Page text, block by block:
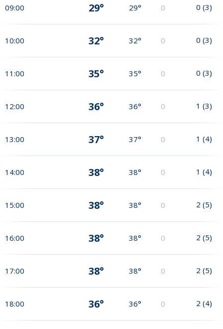
09:00 29° 29° 0 0 (3)
10:00 32° 32° 0 0 (3)
11:00 35° 35° 0 0 (3)
12:00 36° 36° 0 1 (3)
13:00 37° 37° 0 1 (4)
14:00 38° 38° 0 1 (4)
15:00 38° 38° 0 2 (5)
16:00 38° 38° 0 2 (5)
17:00 38° 38° 0 2 (5)
18:00 36° 36° 0 2 (4)